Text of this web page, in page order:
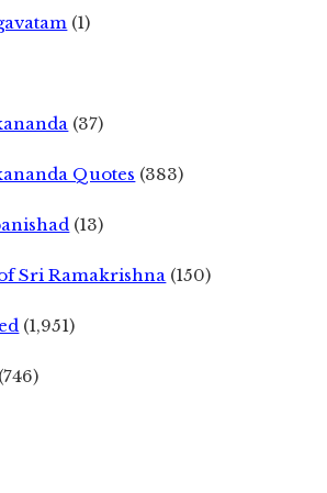
(1)
(37)
Quotes (383)
(13)
Sri Ramakrishna (150)
(1,951)
(746)